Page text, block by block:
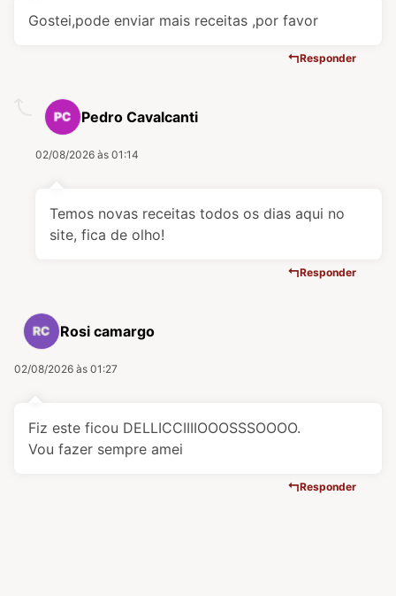
Gostei,pode enviar mais receitas ,por favor
Responder
Pedro Cavalcanti
02/08/2026 às 01:14
Temos novas receitas todos os dias aqui no
site, fica de olho!
Responder
Rosi camargo
02/08/2026 às 01:27
Fiz este ficou DELLICCIIIIOOOSSSOOOO.
Vou fazer sempre amei
Responder